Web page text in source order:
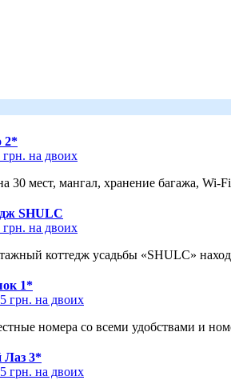
2*
грн. на двоих
30 мест, мангал, хранение багажа, Wi-
SHULC
грн. на двоих
коттедж усадьбы «SHULC»
1*
грн. на двоих
номера со всеми удобствами и
Лаз 3*
грн. на двоих